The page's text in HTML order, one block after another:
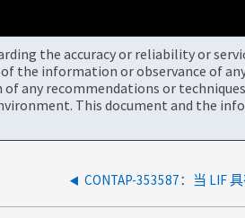
the accuracy or reliability or
the information or observance of
any recommendations or
This document and the